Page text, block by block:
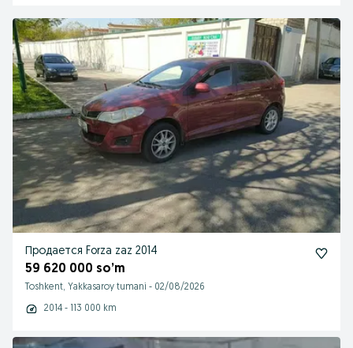
Продается Forza zaz 2014
59 620 000 so’m
Toshkent, Yakkasaroy tumani - 02/08/2026
2014 - 113 000 km